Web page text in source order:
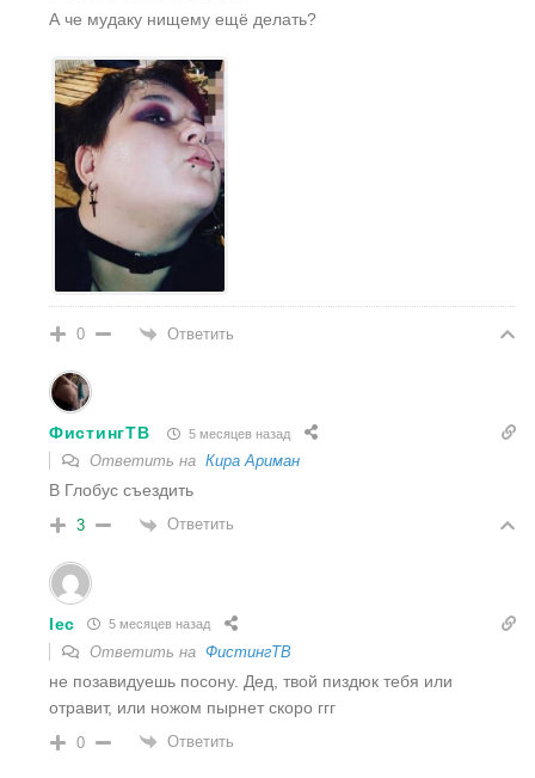
А че мудаку нищему ещё делать?
0 Ответить
ФистингТВ 5 месяцев назад
Ответить на Кира Ариман
В Глобус съездить
3 Ответить
lec 5 месяцев назад
Ответить на ФистингТВ
не позавидуешь посону. Дед, твой пиздюк тебя или
отравит, или ножом пырнет скоро ггг
0 Ответить